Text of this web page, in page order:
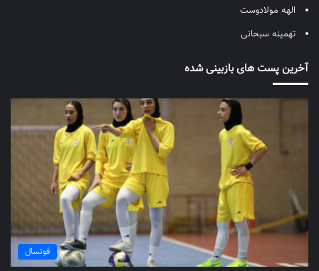
الهه مولادوست
تهمینه سبحانی
آخرین پست های بازبینی شده
فوتسال